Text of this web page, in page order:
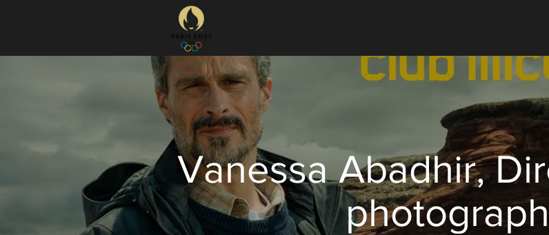
Vanessa Abadhir,